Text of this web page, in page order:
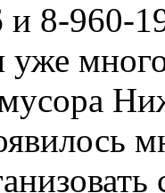
и 8-960-
много
мусора